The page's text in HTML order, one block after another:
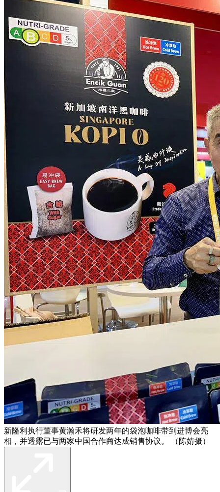
新隆利执行董事黄瀚禾将研发两年的袋泡咖啡带到进博会亮
相，并透露已与两家中国合作商达成销售协议。 （陈婧摄）